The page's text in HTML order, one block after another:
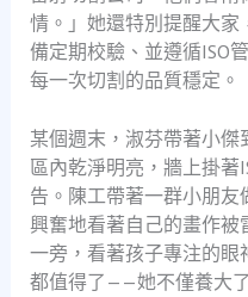
情。」她還特別提醒大家
備定期校驗、並遵循ISO
每一次切割的品質穩定。
某個週末，淑芬帶著小
區內乾淨明亮，牆上掛著
告。陳工帶著一群小朋
興奮地看著自己的畫作被
一旁，看著孩子專注的眼
都值得了——她不僅養大